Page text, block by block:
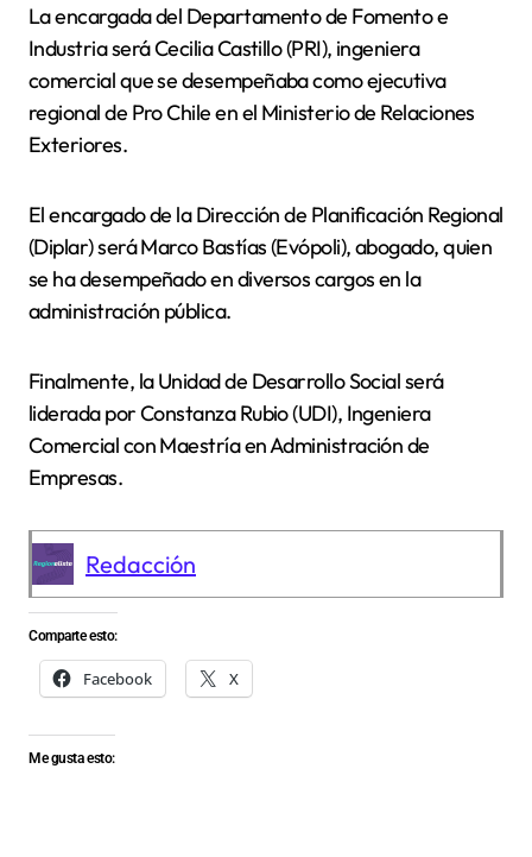
La encargada del Departamento de Fomento e
Industria será Cecilia Castillo (PRI), ingeniera
comercial que se desempeñaba como ejecutiva
regional de Pro Chile en el Ministerio de Relaciones
Exteriores.
El encargado de la Dirección de Planificación Regional
(Diplar) será Marco Bastías (Evópoli), abogado, quien
se ha desempeñado en diversos cargos en la
administración pública.
Finalmente, la Unidad de Desarrollo Social será
liderada por Constanza Rubio (UDI), Ingeniera
Comercial con Maestría en Administración de
Empresas.
Redacción
Comparte esto:
Facebook X
Me gusta esto: